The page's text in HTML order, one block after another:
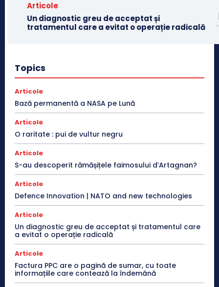
Articole
Un diagnostic greu de acceptat și
tratamentul care a evitat o operație radicală
Topics
Articole
Bază permanentă a NASA pe Lună
Articole
O raritate : pui de vultur negru
Articole
S-au descoperit rămășițele faimosului d’Artagnan?
Articole
Defence Innovation | NATO and new technologies
Articole
Un diagnostic greu de acceptat și tratamentul care
a evitat o operație radicală
Articole
Factura PPC are o pagină de sumar, cu toate
informațiile care contează la îndemână